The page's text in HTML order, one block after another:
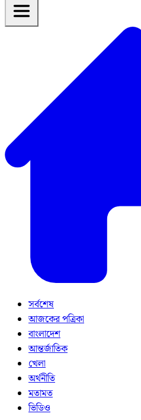
সর্বশেষ
আজকের পত্রিকা
বাংলাদেশ
আন্তর্জাতিক
খেলা
অর্থনীতি
মতামত
ভিডিও